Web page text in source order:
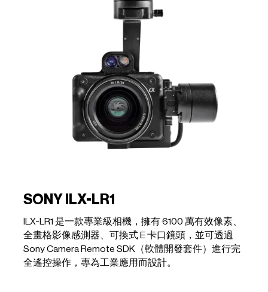
SONY ILX-LR1
ILX-LR1 是一款專業級相機，擁有 6100 萬有效像素、
全畫格影像感測器、可換式 E 卡口鏡頭，並可透過
Sony Camera Remote SDK（軟體開發套件）進行完
全遙控操作，專為工業應用而設計。